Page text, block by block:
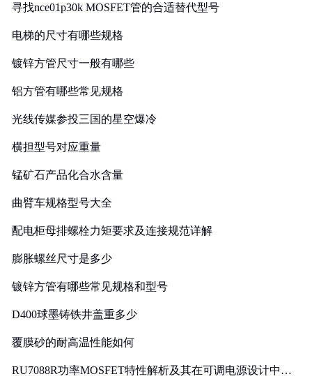
寻找nce01p30k MOSFET管的合适替代型号
电梯的尺寸有哪些规格
镀锌方管尺寸一般有哪些
铝方管有哪些常见规格
光线传媒参投三国的星空爆冷
横担型号对应重量
锰矿石产品化合水含量
曲臂车规格型号大全
配电柜母排螺栓力矩要求及连接规范详解
膨胀螺丝尺寸是多少
镀锌方管有哪些常见规格和型号
D400球墨铸铁井盖重多少
覆膜砂的耐高温性能如何
RU7088R功率MOSFET特性解析及其在可调电源设计中的